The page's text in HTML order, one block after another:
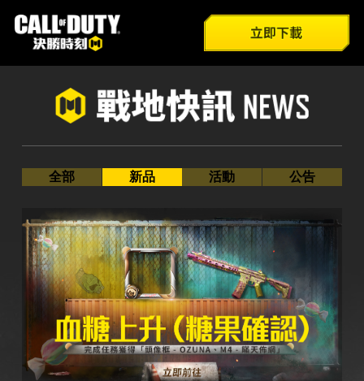
全部
新品
遊戲介紹
新兵特訓
官方FB
巴哈姆特
全部
新品 活動 公告